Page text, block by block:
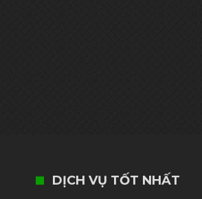
DỊCH VỤ TỐT NHẤT